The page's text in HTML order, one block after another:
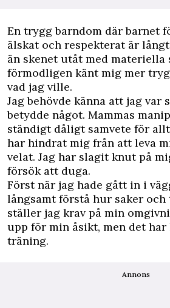
En trygg barndom där barnet
älskat och respekterat är
än skenet utåt med materiella
förmodligen känt mig mer
vad jag ville.
Jag behövde känna att jag var
betydde något. Mammas
ständigt dåligt samvete för
har hindrat mig från att leva
velat. Jag har slagit knut på
försök att duga.
Först när jag hade gått in i
långsamt förstå hur saker
ställer jag krav på min
upp för min åsikt, men det har
träning.
Annons